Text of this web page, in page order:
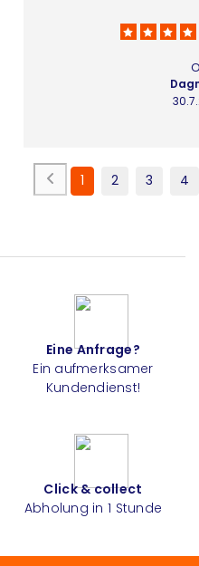
1 2 3 4
Eine Anfrage?
Ein aufmerksamer
Kundendienst!
Click & collect
Abholung in 1 Stunde